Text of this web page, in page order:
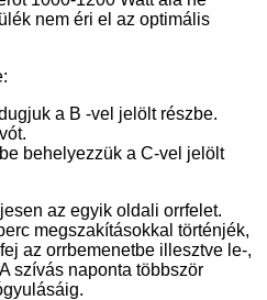
nem éri el az optimális
a B -vel jelölt részbe.
behelyezzük a C-vel jelölt
az egyik oldali orrfelet.
megszakításokkal történjék,
az orrbemenetbe illesztve le-,
szívás naponta többször